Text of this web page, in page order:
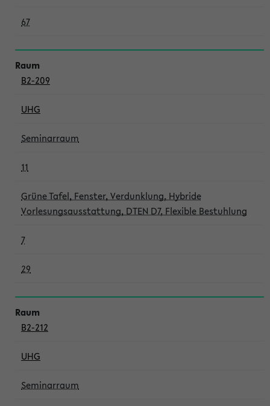
67
B2-209
UHG
Seminarraum
11
Grüne Tafel, Fenster, Verdunklung, Hybride
Vorlesungsausstattung, DTEN D7, Flexible Bestuhlung
7
29
B2-212
UHG
Seminarraum